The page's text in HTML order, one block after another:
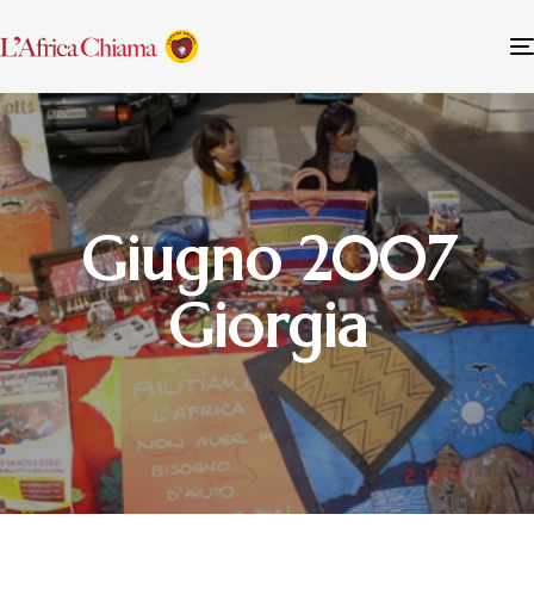
Giugno 2007
Giorgia